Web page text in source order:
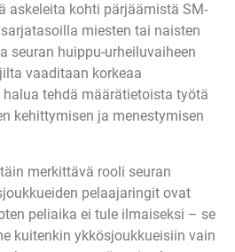
askeleita kohti pärjäämistä SM-
miesten tai naisten
seuran huippu-urheiluvaiheen
vaaditaan korkeaa
tehdä määrätietoista työtä
kehittymisen ja menestymisen
merkittävä rooli seuran
pelaajaringit ovat
peliaika ei tule ilmaiseksi – se
kuitenkin ykkösjoukkueisiin vain